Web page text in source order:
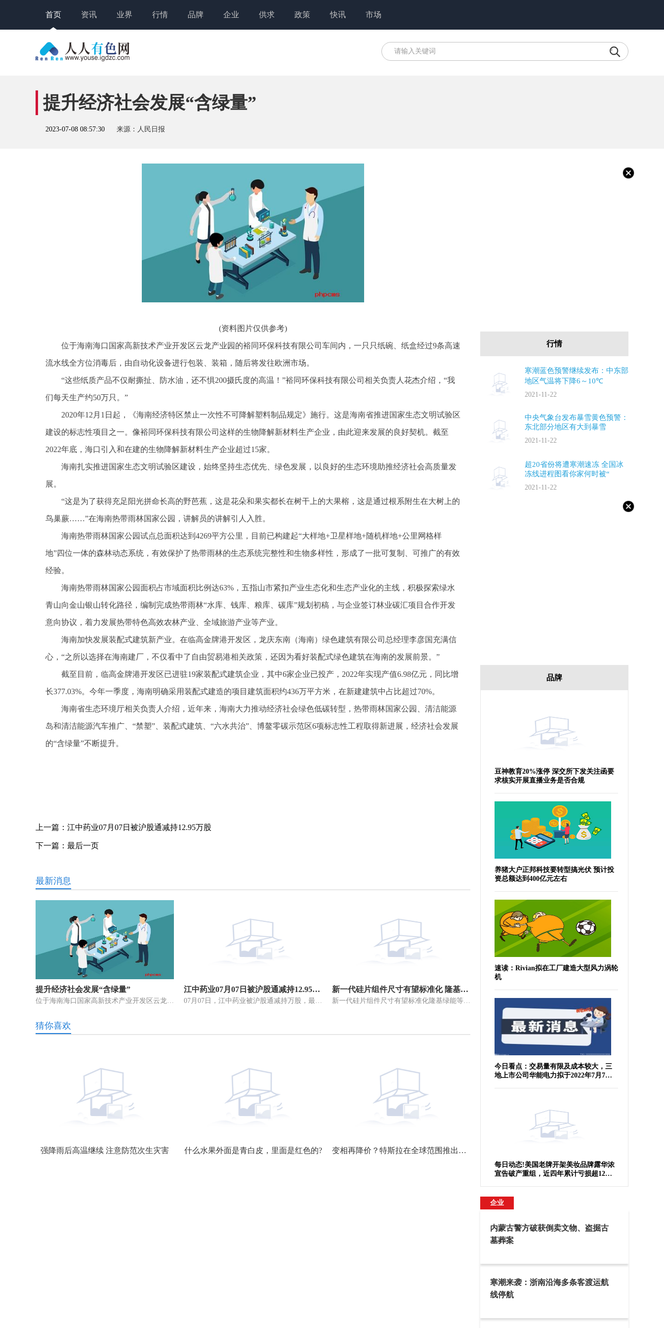
首页 资讯 业界 行情 品牌 企业 供求 政策 快讯 市场
提升经济社会发展“含绿量”
2023-07-08 08:57:30 来源：人民日报
(资料图片仅供参考)
位于海南海口国家高新技术产业开发区云龙产业园的裕同环保科技有限公司车间内，一只只纸碗、纸盒经过9条高速
流水线全方位消毒后，由自动化设备进行包装、装箱，随后将发往欧洲市场。
“这些纸质产品不仅耐撕扯、防水油，还不惧200摄氏度的高温！”裕同环保科技有限公司相关负责人花杰介绍，“我
们每天生产约50万只。”
2020年12月1日起，《海南经济特区禁止一次性不可降解塑料制品规定》施行。这是海南省推进国家生态文明试验区
建设的标志性项目之一。像裕同环保科技有限公司这样的生物降解新材料生产企业，由此迎来发展的良好契机。截至
2022年底，海口引入和在建的生物降解新材料生产企业超过15家。
海南扎实推进国家生态文明试验区建设，始终坚持生态优先、绿色发展，以良好的生态环境助推经济社会高质量发
展。
“这是为了获得充足阳光拼命长高的野芭蕉，这是花朵和果实都长在树干上的大果榕，这是通过根系附生在大树上的
鸟巢蕨……”在海南热带雨林国家公园，讲解员的讲解引人入胜。
海南热带雨林国家公园试点总面积达到4269平方公里，目前已构建起“大样地+卫星样地+随机样地+公里网格样
地”四位一体的森林动态系统，有效保护了热带雨林的生态系统完整性和生物多样性，形成了一批可复制、可推广的有效
经验。
海南热带雨林国家公园面积占市域面积比例达63%，五指山市紧扣产业生态化和生态产业化的主线，积极探索绿水
青山向金山银山转化路径，编制完成热带雨林“水库、钱库、粮库、碳库”规划初稿，与企业签订林业碳汇项目合作开发
意向协议，着力发展热带特色高效农林产业、全域旅游产业等产业。
海南加快发展装配式建筑新产业。在临高金牌港开发区，龙庆东南（海南）绿色建筑有限公司总经理李彦国充满信
心，“之所以选择在海南建厂，不仅看中了自由贸易港相关政策，还因为看好装配式绿色建筑在海南的发展前景。”
截至目前，临高金牌港开发区已进驻19家装配式建筑企业，其中6家企业已投产，2022年实现产值6.98亿元，同比增
长377.03%。今年一季度，海南明确采用装配式建造的项目建筑面积约436万平方米，在新建建筑中占比超过70%。
海南省生态环境厅相关负责人介绍，近年来，海南大力推动经济社会绿色低碳转型，热带雨林国家公园、清洁能源
岛和清洁能源汽车推广、“禁塑”、装配式建筑、“六水共治”、博鳌零碳示范区6项标志性工程取得新进展，经济社会发展
的“含绿量”不断提升。
上一篇： 江中药业07月07日被沪股通减持12.95万股
下一篇： 最后一页
最新消息
提升经济社会发展“含绿量”
位于海南海口国家高新技术产业开发区云龙产业园的裕同环保科技有限公司
江中药业07月07日被沪股通减持12.95万股
07月07日，江中药业被沪股通减持万股，最新持股量为万股，占公司A股总
新一代硅片组件尺寸有望标准化 隆基绿能等9家企业发出倡议
新一代硅片组件尺寸有望标准化隆基绿能等9家企业发出倡议
猜你喜欢
强降雨后高温继续 注意防范次生灾害 什么水果外面是青白皮，里面是红色的? 变相再降价？特斯拉在全球范围推出购车现金返还奖励
行情
寒潮蓝色预警继续发布：中东部
地区气温将下降6～10℃
2021-11-22
中央气象台发布暴雪黄色预警：
东北部分地区有大到暴雪
2021-11-22
超20省份将遭寒潮速冻 全国冰
冻线进程图看你家何时被“
2021-11-22
品牌
豆神教育20%涨停 深交所下发关注函要
求核实开展直播业务是否合规
养猪大户正邦科技要转型搞光伏 预计投
资总额达到400亿元左右
速读：Rivian拟在工厂建造大型风力涡轮
机
今日看点：交易量有限及成本较大，三
地上市公司华能电力拟于2022年7月7日
每日动态!美国老牌开架美妆品牌露华浓
宣告破产重组，近四年累计亏损超12亿
企业
内蒙古警方破获倒卖文物、盗掘古
墓葬案
寒潮来袭：浙南沿海多条客渡运航
线停航